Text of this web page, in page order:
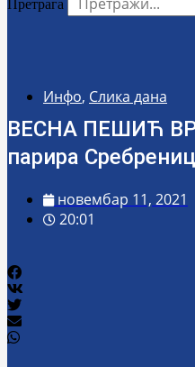
Претрага
Инфо, Слика дана
ВЕСНА ПЕШИЋ
парира
новембар 11, 2021
20:01